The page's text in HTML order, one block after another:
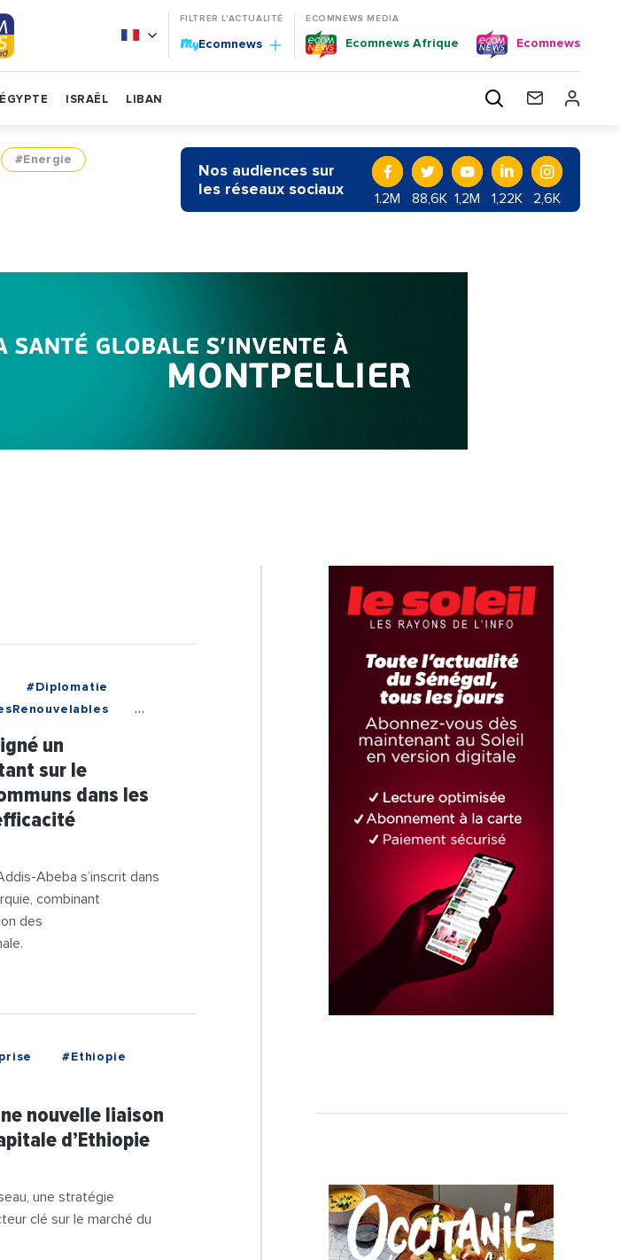
FILTRER L'ACTUALITÉ
MyEcomnews
ECOMNEWS MEDIA
Ecomnews Afrique Ecomnews
ÉGYPTE ISRAËL LIBAN
#Energie
Nos audiences sur
les réseaux sociaux
1.2M 88,6K 1,2M 1,22K 2,6K
#Diplomatie
un
sur le
dans les
Abeba s’inscrit dans
combinant
des
#Ethiopie
nouvelle liaison
d’Ethiopie
une stratégie
clé sur le marché du